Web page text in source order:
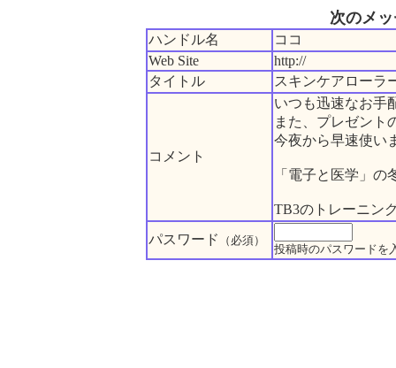
次のメ
ハンドル名
ココ
Web Site
http://
タイトル
スキンケアローラ
コメント
いつも迅速なお手
また、プレゼント
今夜から早速使い
「電子と医学」
TB3のトレーニン
パスワード
（必須）
投稿時のパスワードを